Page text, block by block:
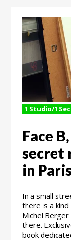
1 Studio/1
Face
secret
in Paris
In a small
there is a
Michel Berger
there.
book